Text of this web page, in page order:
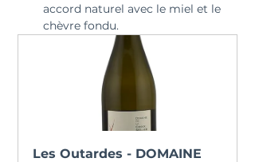
accord naturel avec le miel et le
chèvre fondu.
Les Outardes - DOMAINE